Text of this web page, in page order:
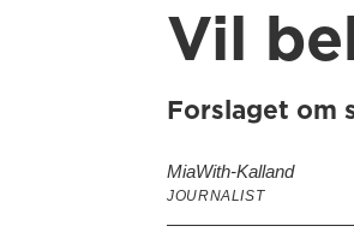
Vil
Forslaget om
MiaWith-Kalland
JOURNALIST